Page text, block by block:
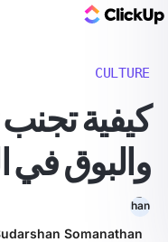
CULTURE
كيفية تجنب
والبوق في
Somanathan